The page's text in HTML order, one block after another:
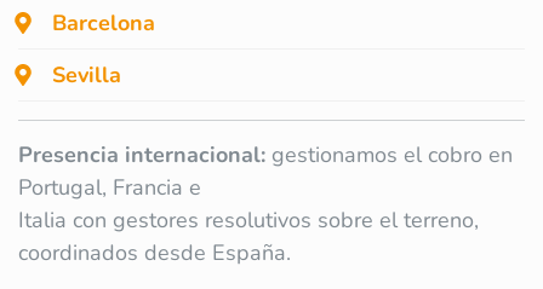
Barcelona
Sevilla
Presencia internacional: gestionamos el cobro en
Portugal, Francia e
Italia con gestores resolutivos sobre el terreno,
coordinados desde España.